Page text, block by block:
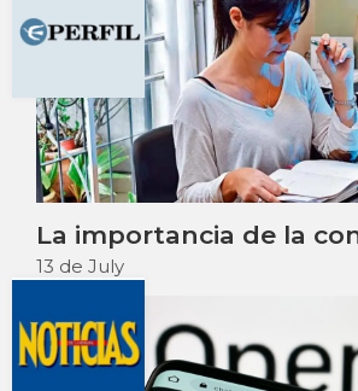
La importancia de la
13 de July